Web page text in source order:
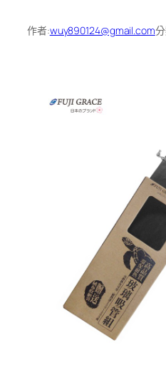
作者:wuy890124@gmail.com